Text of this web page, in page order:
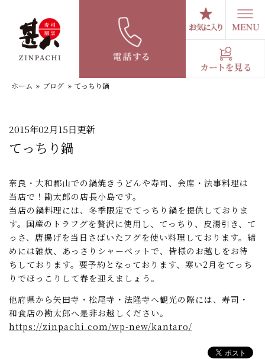
スタッフブログ
ホーム » ブログ » てっちり鍋
2015年02月15日更新
てっちり鍋
奈良・大和郡山での鍋焼きうどんや寿司、会席・法事料理は
当店で！勘太郎の店長小島です。
当店の鍋料理には、冬季限定でてっちり鍋を提供しておりま
す。国産のトラフグを贅沢に使用し、てっちり、皮湯引き、て
っさ、唐揚げを当日さばいたフグを使い料理しております。締
めには雑炊、あっさりシャーベットで、皆様のお越しをお待
ちしております。要予約となっております、寒い2月をてっち
りでほっこりして春を迎えましょう。
他府県から矢田寺・松尾寺・法隆寺へ観光の際には、寿司・
和食店の勘太郎へ是非お越しください。
https://zinpachi.com/wp-new/kantaro/